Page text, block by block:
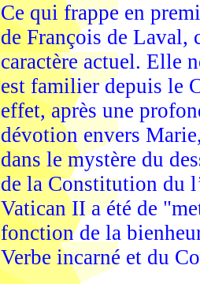
Ce qui frappe en
de François de Laval,
caractère actuel. Elle
est familier depuis le
effet, après une
dévotion envers
dans le mystère du
de la Constitution du
Vatican II a été de
fonction de la
Verbe incarné et du